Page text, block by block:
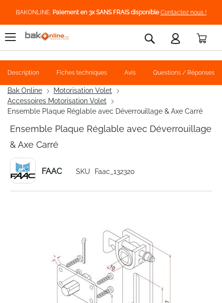
BAKONLINE, Paiement en 3x SANS FRAIS disponible Contactez nous !
Rechercher
Bak Online
Motorisation Volet
Accessoires Motorisation Volet
Ensemble Plaque Réglable avec Déverrouillage & Axe Carré
Ensemble Plaque Réglable avec Déverrouillage
& Axe Carré
FAAC SKU Faac_132320
Description Fiches techniques Avis Questions / Réponses